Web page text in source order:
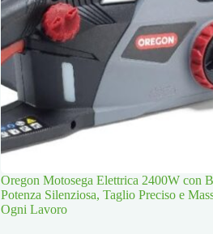
Oregon Motosega Elettrica 2400W con
Potenza Silenziosa, Taglio Preciso e
Ogni Lavoro